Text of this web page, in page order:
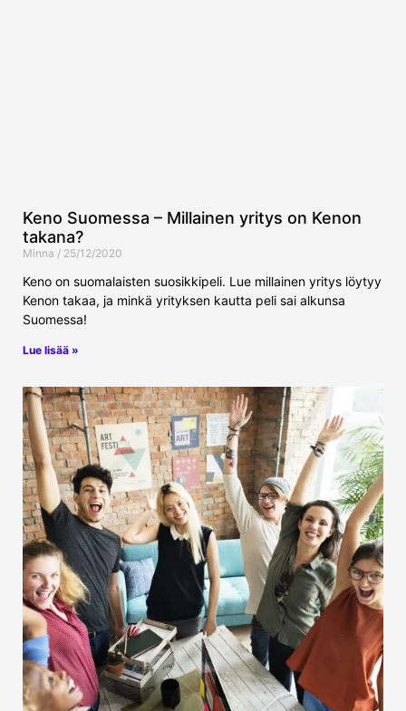
Keno Suomessa – Millainen yritys on Kenon
takana?
Minna 25/12/2020
Keno on suomalaisten suosikkipeli. Lue millainen yritys löytyy
Kenon takaa, ja minkä yrityksen kautta peli sai alkunsa
Suomessa!
Lue lisää »